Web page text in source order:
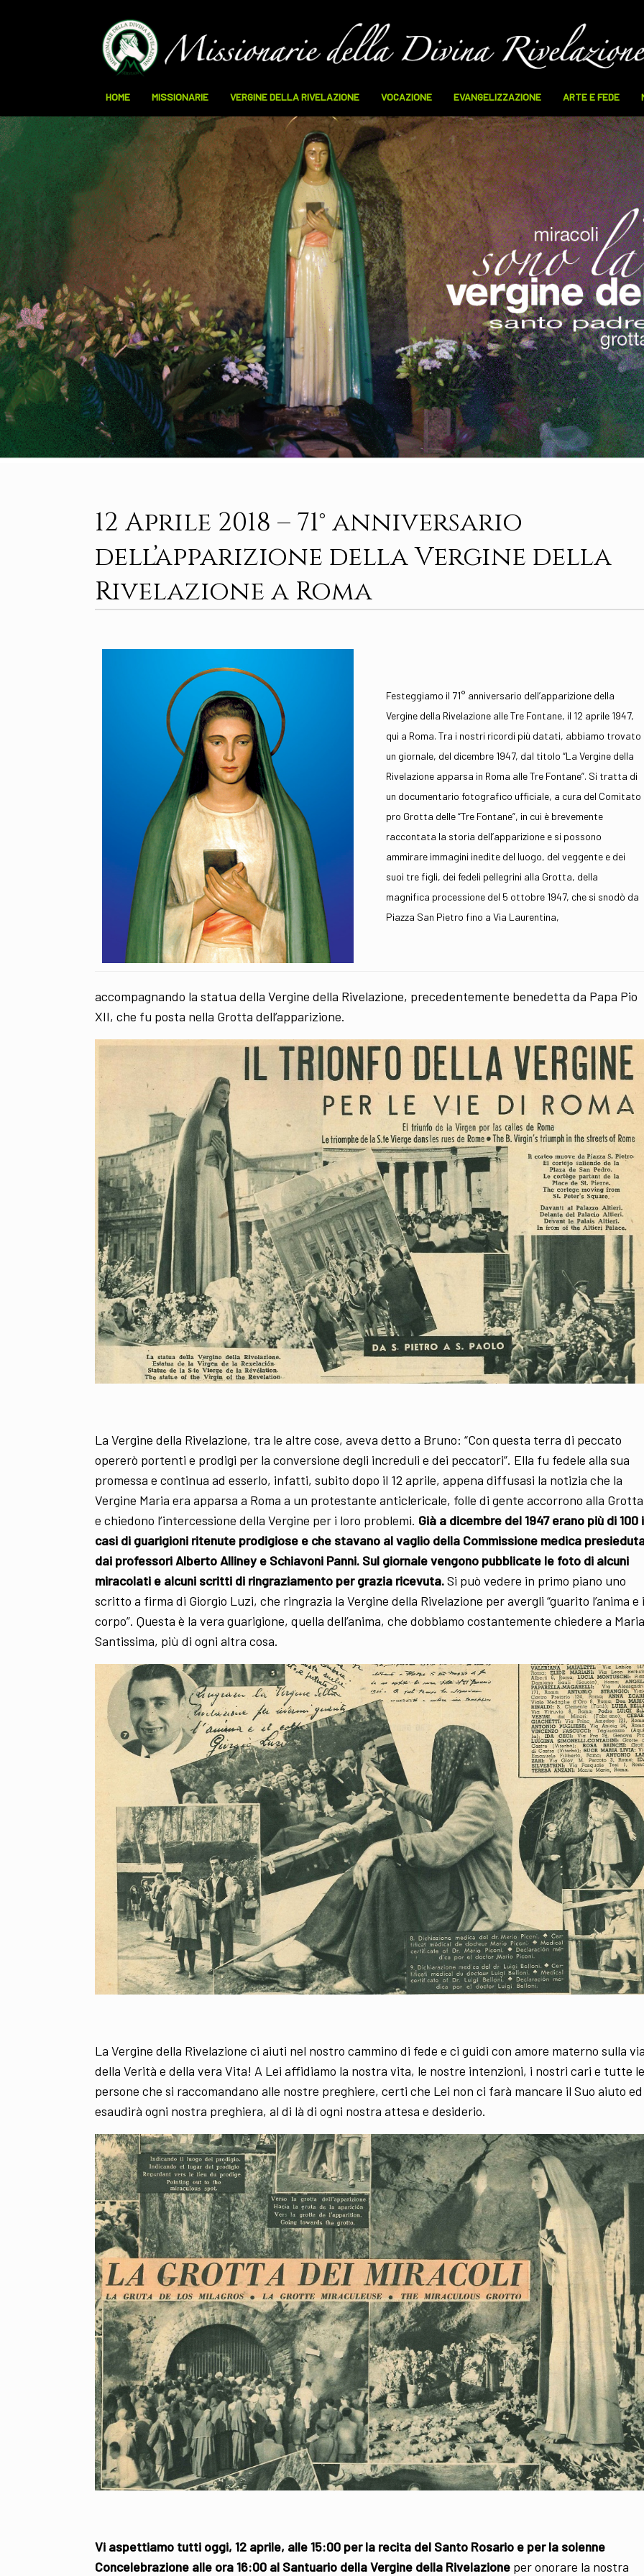
HOME MISSIONARIE VERGINE DELLA RIVELAZIONE VOCAZIONE EVANGELIZZAZIONE ARTE E FEDE
12 Aprile 2018 – 71° anniversario
dell’apparizione della Vergine della
Rivelazione a Roma
Festeggiamo il 71° anniversario dell’apparizione della
Vergine della Rivelazione alle Tre Fontane, il 12 aprile 1947,
qui a Roma. Tra i nostri ricordi più datati, abbiamo trovato
un giornale, del dicembre 1947, dal titolo “La Vergine della
Rivelazione apparsa in Roma alle Tre Fontane”. Si tratta di
un documentario fotografico ufficiale, a cura del Comitato
pro Grotta delle “Tre Fontane”, in cui è brevemente
raccontata la storia dell’apparizione e si possono
ammirare immagini inedite del luogo, del veggente e dei
suoi tre figli, dei fedeli pellegrini alla Grotta, della
magnifica processione del 5 ottobre 1947, che si snodò da
Piazza San Pietro fino a Via Laurentina,
accompagnando la statua della Vergine della Rivelazione, precedentemente benedetta da Papa Pio
XII, che fu posta nella Grotta dell’apparizione.
La Vergine della Rivelazione, tra le altre cose, aveva detto a Bruno: “Con questa terra di peccato
opererò portenti e prodigi per la conversione degli increduli e dei peccatori”. Ella fu fedele alla sua
promessa e continua ad esserlo, infatti, subito dopo il 12 aprile, appena diffusasi la notizia che la
Vergine Maria era apparsa a Roma a un protestante anticlericale, folle di gente accorrono alla Grotta
e chiedono l’intercessione della Vergine per i loro problemi. Già a dicembre del 1947 erano più di 100 i
casi di guarigioni ritenute prodigiose e che stavano al vaglio della Commissione medica
dai professori Alberto Alliney e Schiavoni Panni. Sul giornale vengono pubblicate le foto di alcuni
miracolati e alcuni scritti di ringraziamento per grazia ricevuta.Si può vedere in primo piano uno
scritto a firma di Giorgio Luzi, che ringrazia la Vergine della Rivelazione per avergli “guarito l’anima e
corpo”. Questa è la vera guarigione, quella dell’anima, che dobbiamo costantemente chiedere a Maria
Santissima, più di ogni altra cosa.
La Vergine della Rivelazione ci aiuti nel nostro cammino di fede e ci guidi con amore materno sulla
della Verità e della vera Vita! A Lei affidiamo la nostra vita, le nostre intenzioni, i nostri cari e tutte le
persone che si raccomandano alle nostre preghiere, certi che Lei non ci farà mancare il Suo aiuto ed
esaudirà ogni nostra preghiera, al di là di ogni nostra attesa e desiderio.
Vi aspettiamo tutti oggi, 12 aprile, alle 15:00 per la recita del Santo Rosario e per la solenne
Concelebrazione alle ora 16:00 al Santuario della Vergine della Rivelazione per onorare la nostra